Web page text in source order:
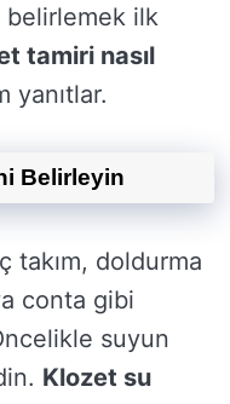
belirlemek ilk
tamiri nasıl
yanıtlar.
Belirleyin
takım, doldurma
conta gibi
suyun
Klozet su